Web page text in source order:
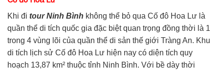
Khi đi tour Ninh Bình không thể bỏ qua Cố đô Hoa Lư là
quần thể di tích quốc gia đặc biệt quan trọng đồng thời là 1
trong 4 vùng lõi của quần thể di sản thế giới Tràng An. Khu
di tích lịch sử Cố đô Hoa Lư hiện nay có diện tích quy
hoạch 13,87 km² thuộc tỉnh Ninh Bình. Với bề dày thời